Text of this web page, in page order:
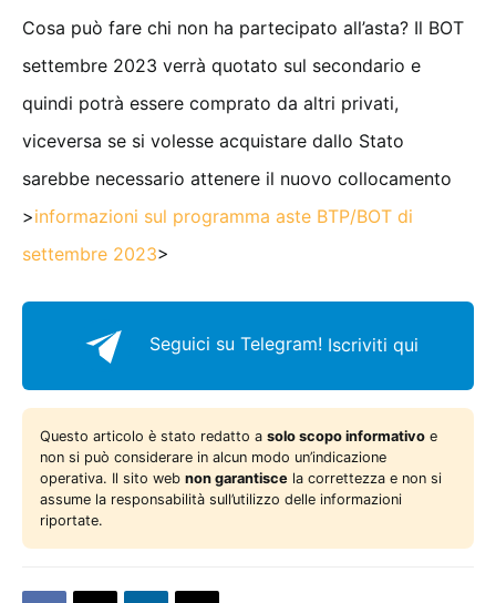
Cosa può fare chi non ha partecipato all’asta? Il BOT
settembre 2023 verrà quotato sul secondario e
quindi potrà essere comprato da altri privati,
viceversa se si volesse acquistare dallo Stato
sarebbe necessario attenere il nuovo collocamento
>informazioni sul programma aste BTP/BOT di
settembre 2023>
Seguici su Telegram! Iscriviti qui
Questo articolo è stato redatto a solo scopo informativo e
non si può considerare in alcun modo un’indicazione
operativa. Il sito web non garantisce la correttezza e non si
assume la responsabilità sull’utilizzo delle informazioni
riportate.